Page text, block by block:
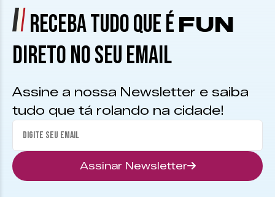
RECEBA TUDO QUE É FUN
DIRETO NO SEU EMAIL
Assine a nossa Newsletter e saiba
tudo que tá rolando na cidade!
Assinar Newsletter